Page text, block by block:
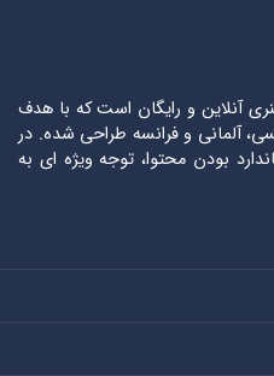
آنلاین و رایگان است که با هدف
آلمانی و فرانسه طراحی شده. در
بودن محتوا، توجه ویژه ای به